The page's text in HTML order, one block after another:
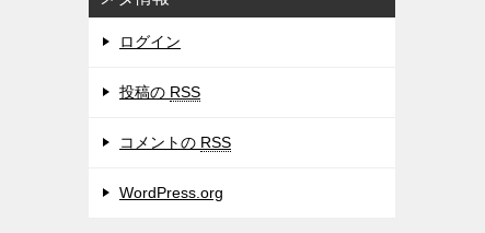
ログイン
投稿の RSS
コメントの RSS
WordPress.org